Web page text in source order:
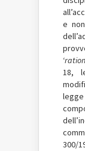
all’
e
dell’
‘
18,
dell’
300/